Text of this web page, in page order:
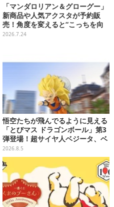
「マンダロリアン＆グローグー」
新商品や人気アクスタが予約販
売！角度を変えると“こっちを向
いてくれる”ステッカーも
2026.7.24
悟空たちが飛んでるように見える
「とびマス ドラゴンボール」第3
弾登場！超サイヤ人ベジータ、ベ
ジットなど全6種
2026.8.5